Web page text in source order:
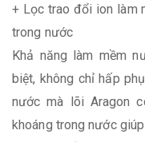
+ Lọc trao đổi ion làm
trong nước
Khả năng làm mềm
biệt, không chỉ hấp
nước mà lõi Aragon
khoáng trong nước